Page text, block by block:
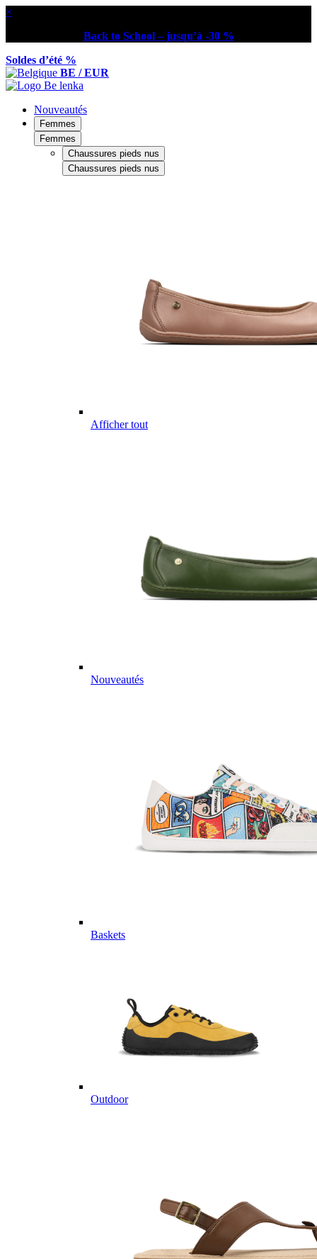
×
Back to School – jusqu’à -30 %
Soldes d’été %
BE / EUR
Nouveautés
Femmes
Femmes
Chaussures pieds nus
Chaussures pieds nus
Afficher tout
Nouveautés
Baskets
Outdoor